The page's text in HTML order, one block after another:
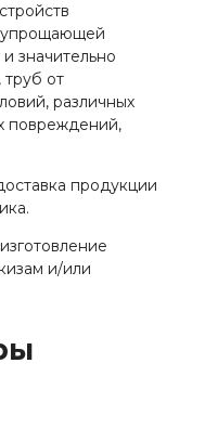
упрощающей
значительно
от
различных
повреждений,
продукции
и/или